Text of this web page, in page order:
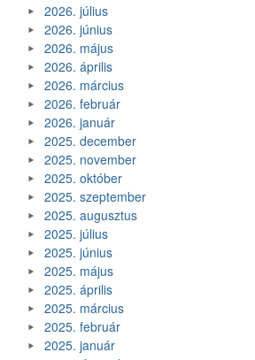
2026. július
2026. június
2026. május
2026. április
2026. március
2026. február
2026. január
2025. december
2025. november
2025. október
2025. szeptember
2025. augusztus
2025. július
2025. június
2025. május
2025. április
2025. március
2025. február
2025. január